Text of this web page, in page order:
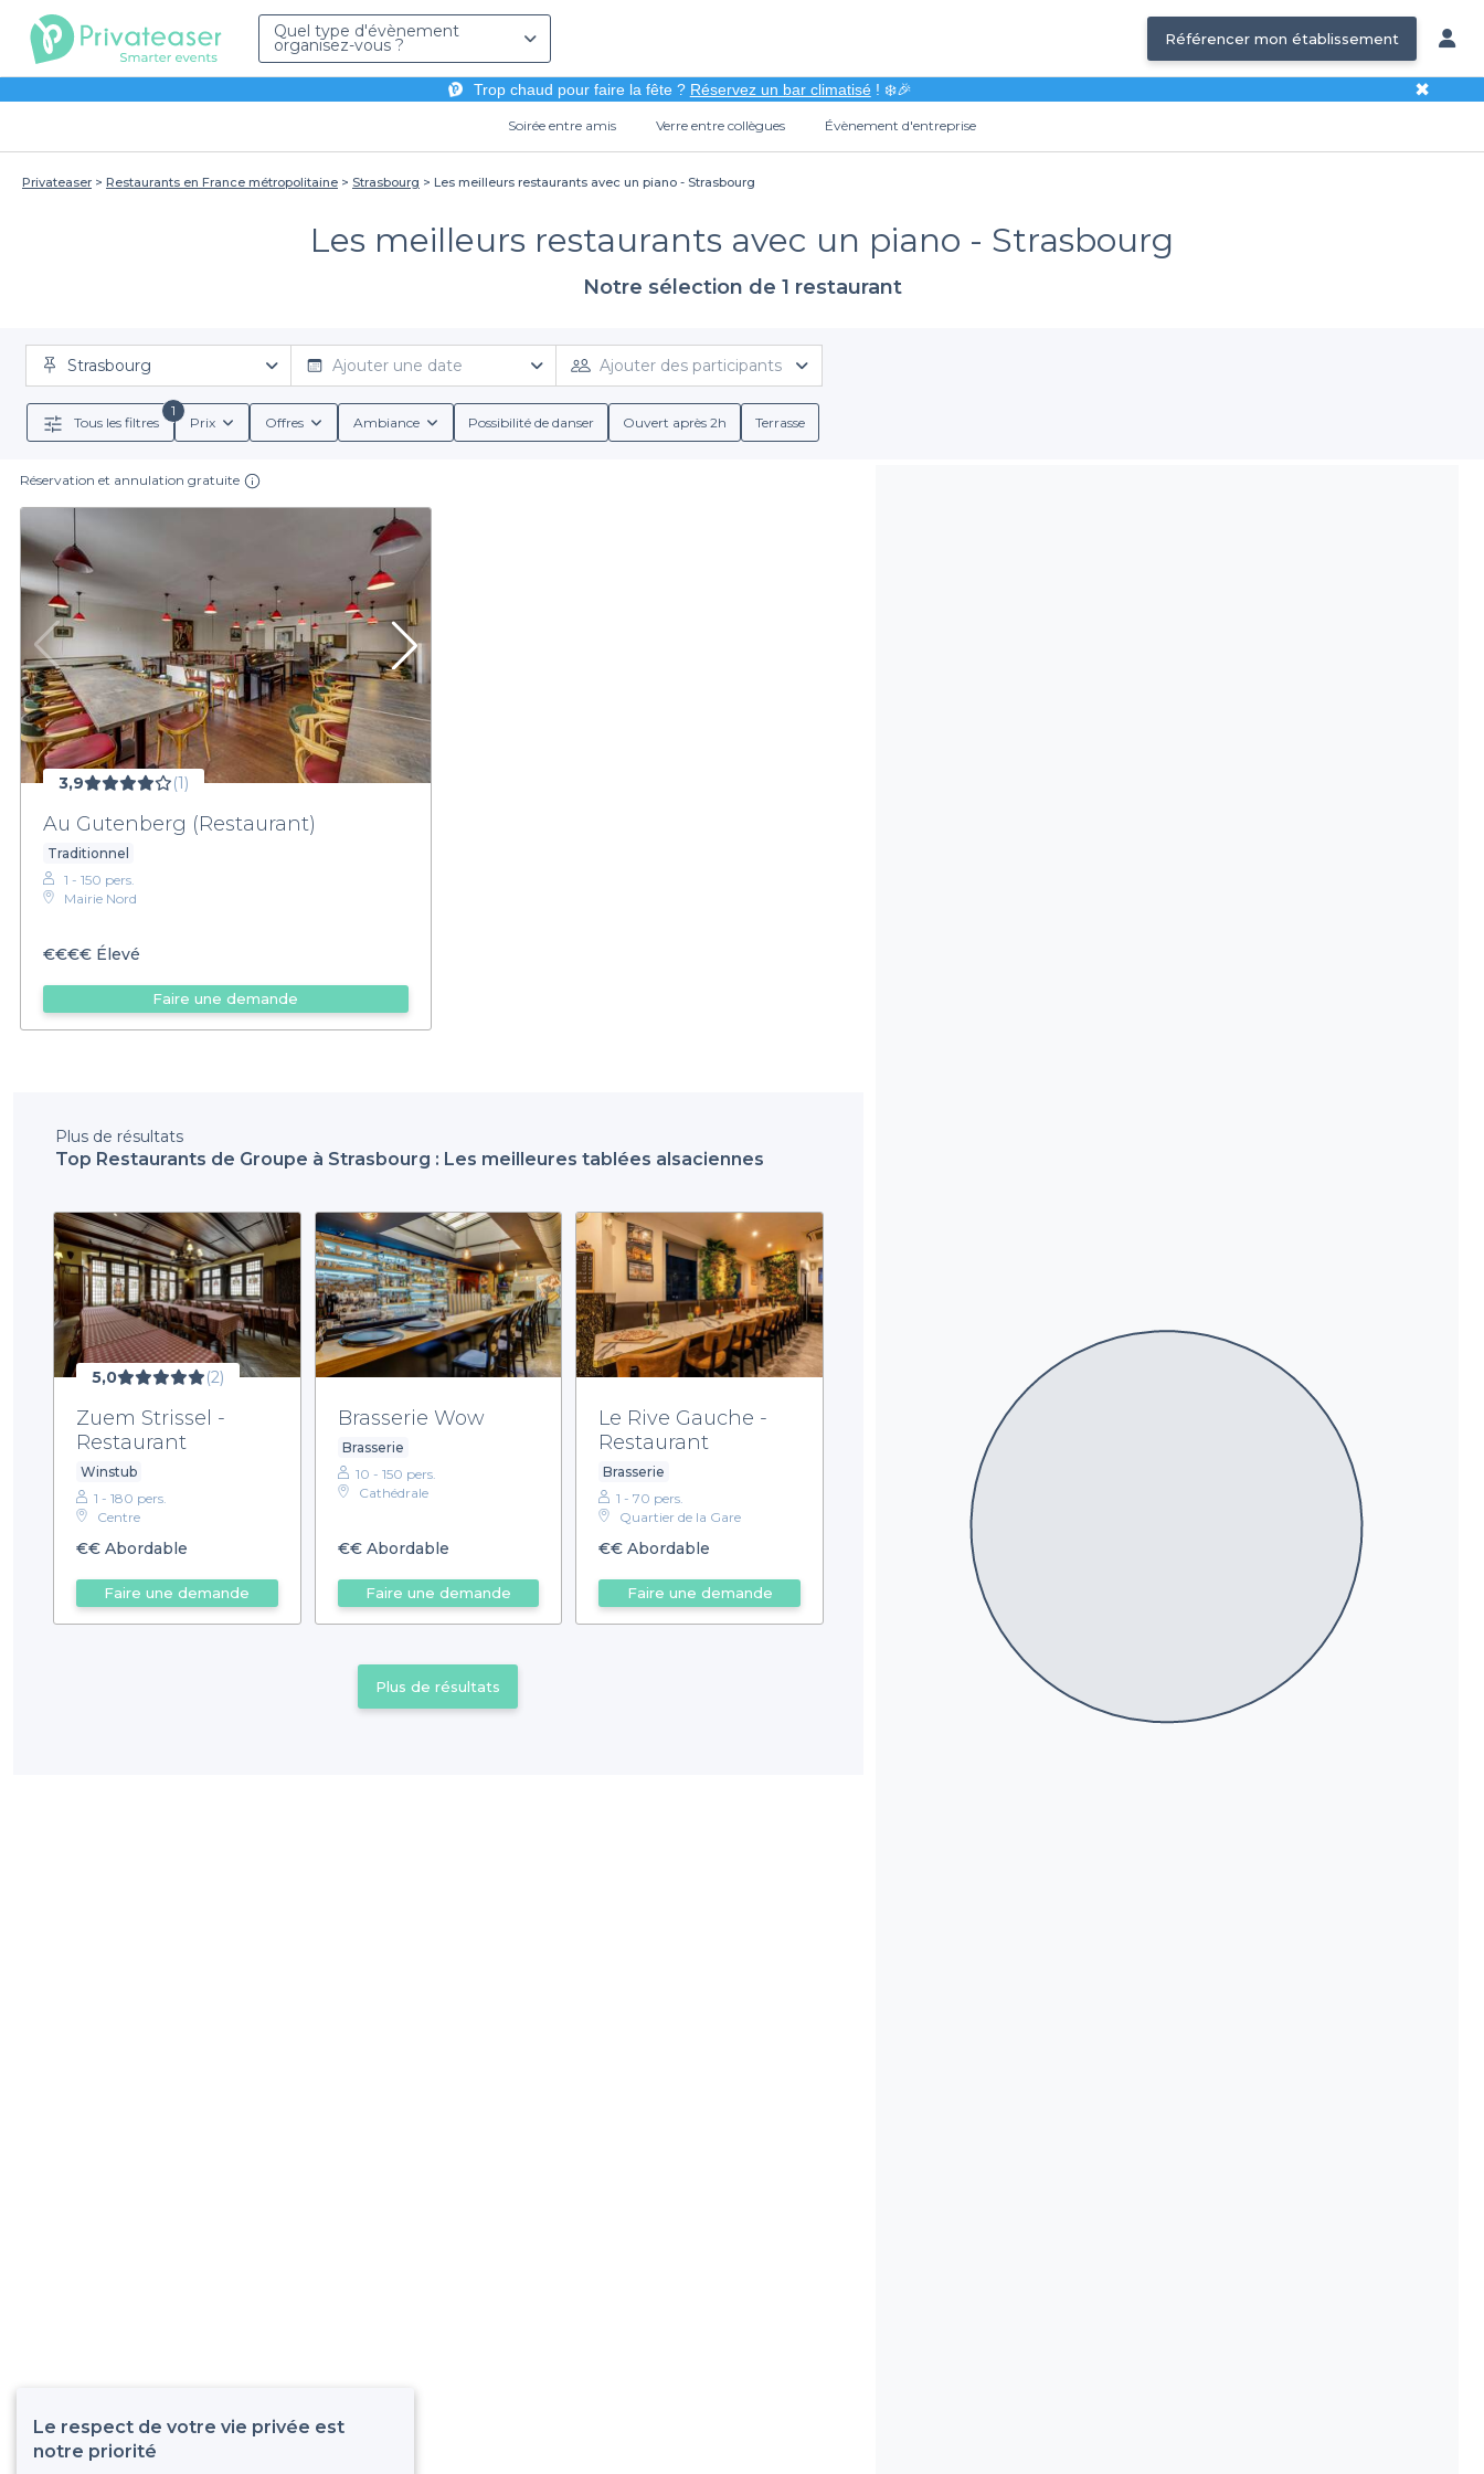
Quel type d'évènement
organisez-vous ? Référencer mon établissement
Trop chaud pour faire la fête ? Réservez un bar climatisé! ❄️🎉 ✖
Soirée entre amis Verre entre collègues Évènement d'entreprise
Privateaser Restaurants en France métropolitaine Strasbourg Les meilleurs restaurants avec un piano - Strasbourg
Les meilleurs restaurants avec un piano - Strasbourg
Notre sélection de 1 restaurant
Strasbourg Ajouter une date Ajouter des participants
Tous les filtres
1
Prix Offres Ambiance Possibilité de danser Ouvert après 2h Terrasse
Réservation et annulation gratuite
3,9 (1)
Au Gutenberg (Restaurant)
Traditionnel
1 - 150 pers.
Mairie Nord
€€€€ Élevé
Faire une demande
Plus de résultats
Top Restaurants de Groupe à Strasbourg : Les meilleures tablées alsaciennes
5,0 (2)
Zuem Strissel -
Restaurant
Winstub
1 - 180 pers.
Centre
€€ Abordable
Faire une demande
Brasserie Wow
Brasserie
10 - 150 pers.
Cathédrale
€€Abordable
Faire une demande
Le Rive Gauche -
Restaurant
Brasserie
1 - 70 pers.
Quartier de la Gare
€€ Abordable
Faire une demande
Plus de résultats
Le respect de votre vie privée est
notre priorité